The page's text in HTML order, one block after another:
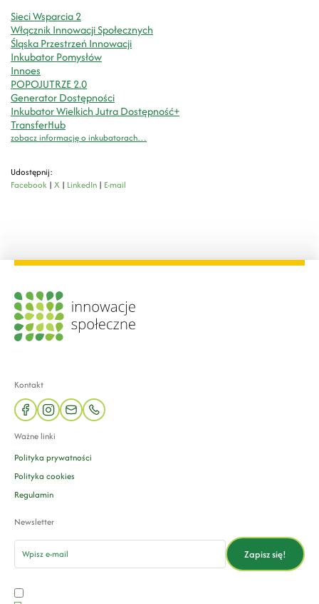
Sieci Wsparcia 2
Włącznik Innowacji Społecznych
Śląska Przestrzeń Innowacji
Inkubator Pomysłów
Innoes
POPOJUTRZE 2.0
Generator Dostępności
Inkubator Wielkich Jutra Dostępność+
TransferHub
zobacz informację o inkubatorach…
Udostępnij:
Facebook | X | LinkedIn | E-mail
Kontakt
facebookinstagram
mail phone
Ważne linki
Polityka prywatności
Polityka cookies
Regulamin
Newsletter
email
Zapisz się!